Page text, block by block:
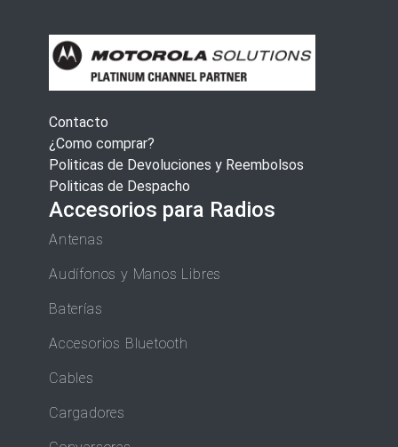
Contacto
¿Como comprar?
Politicas de Devoluciones y Reembolsos
Politicas de Despacho
Accesorios para Radios
Antenas
Audífonos y Manos Libres
Baterías
Accesorios Bluetooth
Cables
Cargadores